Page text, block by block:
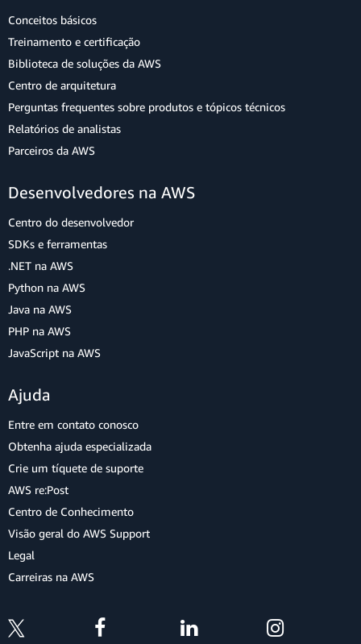
Conceitos básicos
Treinamento e certificação
Biblioteca de soluções da AWS
Centro de arquitetura
Perguntas frequentes sobre produtos e tópicos técnicos
Relatórios de analistas
Parceiros da AWS
Desenvolvedores na AWS
Centro do desenvolvedor
SDKs e ferramentas
.NET na AWS
Python na AWS
Java na AWS
PHP na AWS
JavaScript na AWS
Ajuda
Entre em contato conosco
Obtenha ajuda especializada
Crie um tíquete de suporte
AWS re:Post
Centro de Conhecimento
Visão geral do AWS Support
Legal
Carreiras na AWS